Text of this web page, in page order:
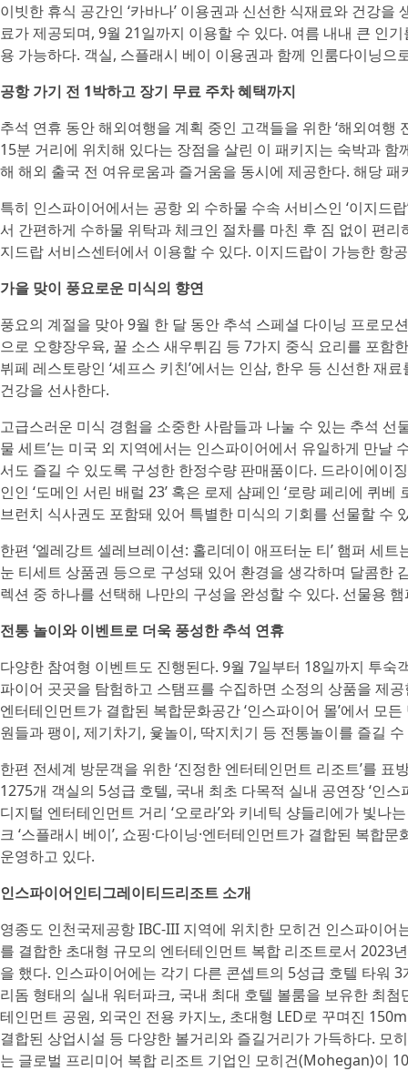
이빗한 휴식 공간인 ‘카바나’ 이용권과 신선한 식재료와 건강
료가 제공되며, 9월 21일까지 이용할 수 있다. 여름 내내 큰 인
용 가능하다. 객실, 스플래시 베이 이용권과 함께 인룸다이닝
공항 가기 전 1박하고 장기 무료 주차 혜택까지
추석 연휴 동안 해외여행을 계획 중인 고객들을 위한 ‘해외여
15분 거리에 위치해 있다는 장점을 살린 이 패키지는 숙박과
해 해외 출국 전 여유로움과 즐거움을 동시에 제공한다. 해당
특히 인스파이어에서는 공항 외 수하물 수속 서비스인 ‘이지드
서 간편하게 수하물 위탁과 체크인 절차를 마친 후 짐 없이 편
지드랍 서비스센터에서 이용할 수 있다. 이지드랍이 가능한 항
가을 맞이 풍요로운 미식의 향연
풍요의 계절을 맞아 9월 한 달 동안 추석 스페셜 다이닝 프로모
으로 오향장우육, 꿀 소스 새우튀김 등 7가지 중식 요리를 포함
뷔페 레스토랑인 ‘셰프스 키친’에서는 인삼, 한우 등 신선한 재
건강을 선사한다.
고급스러운 미식 경험을 소중한 사람들과 나눌 수 있는 추석 선
물 세트’는 미국 외 지역에서는 인스파이어에서 유일하게 만날
서도 즐길 수 있도록 구성한 한정수량 판매품이다. 드라이에이
인인 ‘도메인 서린 배럴 23’ 혹은 로제 샴페인 ‘로랑 페리에 퀴
브런치 식사권도 포함돼 있어 특별한 미식의 기회를 선물할 수
한편 ‘엘레강트 셀레브레이션: 홀리데이 애프터눈 티’ 햄퍼 세
눈 티세트 상품권 등으로 구성돼 있어 환경을 생각하며 달콤한
렉션 중 하나를 선택해 나만의 구성을 완성할 수 있다. 선물용
전통 놀이와 이벤트로 더욱 풍성한 추석 연휴
다양한 참여형 이벤트도 진행된다. 9월 7일부터 18일까지 투숙
파이어 곳곳을 탐험하고 스탬프를 수집하면 소정의 상품을 제
엔터테인먼트가 결합된 복합문화공간 ‘인스파이어 몰’에서 모
원들과 팽이, 제기차기, 윷놀이, 딱지치기 등 전통놀이를 즐길
한편 전세계 방문객을 위한 ‘진정한 엔터테인먼트 리조트’를
1275개 객실의 5성급 호텔, 국내 최초 다목적 실내 공연장 ‘인
디지털 엔터테인먼트 거리 ‘오로라’와 키네틱 샹들리에가 빛나
크 ‘스플래시 베이’, 쇼핑·다이닝·엔터테인먼트가 결합된 복합
운영하고 있다.
인스파이어인티그레이티드리조트 소개
영종도 인천국제공항 IBC-III 지역에 위치한 모히건 인스파이
를 결합한 초대형 규모의 엔터테인먼트 복합 리조트로서 2023
을 했다. 인스파이어에는 각기 다른 콘셉트의 5성급 호텔 타워
리돔 형태의 실내 워터파크, 국내 최대 호텔 볼룸을 보유한 최
테인먼트 공원, 외국인 전용 카지노, 초대형 LED로 꾸며진
결합된 상업시설 등 다양한 볼거리와 즐길거리가 가득하다. 모
는 글로벌 프리미어 복합 리조트 기업인 모히건(Mohegan)이